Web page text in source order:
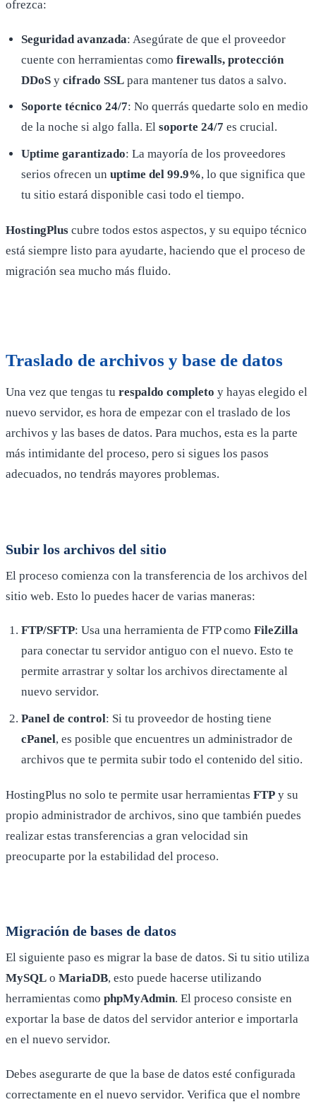
ofrezca:
Seguridad avanzada: Asegúrate de que el proveedor
cuente con herramientas comofirewalls, protección
DDoS ycifrado SSL para mantener tus datos a salvo.
Soporte técnico 24/7: No querrás quedarte solo en medio
de la noche si algo falla. Elsoporte 24/7 es crucial.
Uptime garantizado: La mayoría de los proveedores
serios ofrecen unuptime del 99.9%, lo que significa que
tu sitio estará disponible casi todo el tiempo.
HostingPlus cubre todos estos aspectos, y su equipo técnico
está siempre listo para ayudarte, haciendo que el proceso de
migración sea mucho más fluido.
Traslado de archivos y base de datos
Una vez que tengas tu respaldo completo y hayas elegido el
nuevo servidor, es hora de empezar con el traslado de los
archivos y las bases de datos. Para muchos, esta es la parte
más intimidante del proceso, pero si sigues los pasos
adecuados, no tendrás mayores problemas.
Subir los archivos del sitio
El proceso comienza con la transferencia de los archivos del
sitio web. Esto lo puedes hacer de varias maneras:
FTP/SFTP: Usa una herramienta de FTP comoFileZilla
para conectar tu servidor antiguo con el nuevo. Esto te
permite arrastrar y soltar los archivos directamente al
nuevo servidor.
Panel de control: Si tu proveedor de hosting tiene
cPanel, es posible que encuentres un administrador de
archivos que te permita subir todo el contenido del sitio.
HostingPlus no solo te permite usar herramientas FTP y su
propio administrador de archivos, sino que también puedes
realizar estas transferencias a gran velocidad sin
preocuparte por la estabilidad del proceso.
Migración de bases de datos
El siguiente paso es migrar la base de datos. Si tu sitio utiliza
MySQL o MariaDB, esto puede hacerse utilizando
herramientas como phpMyAdmin. El proceso consiste en
exportar la base de datos del servidor anterior e importarla
en el nuevo servidor.
Debes asegurarte de que la base de datos esté configurada
correctamente en el nuevo servidor. Verifica que el nombre